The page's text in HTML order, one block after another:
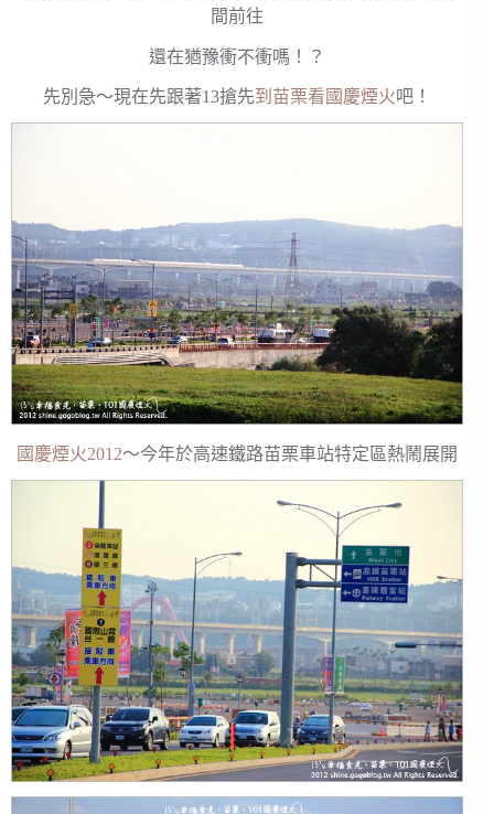
間前往
還在猶豫衝不衝嗎！？
先別急～現在先跟著13搶先到苗栗看國慶煙火吧！
國慶煙火2012～今年於高速鐵路苗栗車站特定區熱鬧展開